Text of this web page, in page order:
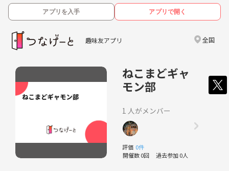
アプリを入手 アプリで開く
趣味友アプリ 全国
ねこまどギャ
モン部
1 人がメンバー
評価 0件
開催数 0回 過去参加 0人